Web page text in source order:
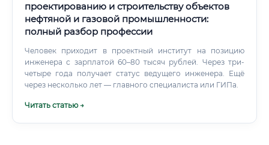
проектированию и строительству объектов
нефтяной и газовой промышленности:
полный разбор профессии
Человек приходит в проектный институт на позицию
инженера с зарплатой 60–80 тысяч рублей. Через три-
четыре года получает статус ведущего инженера. Ещё
через несколько лет — главного специалиста или ГИПа.
Читать статью →